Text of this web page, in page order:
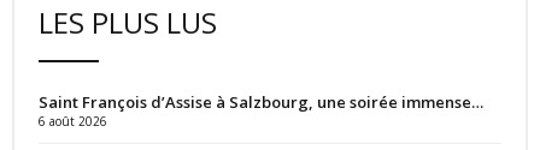
LES PLUS LUS
Saint François d’Assise à Salzbourg, une soirée immense…
6 août 2026